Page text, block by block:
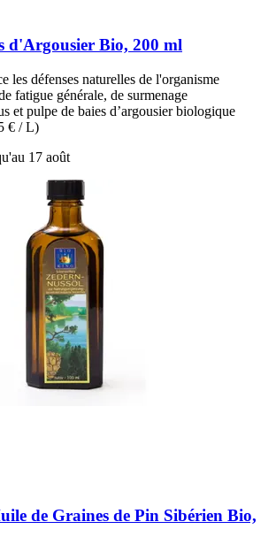
d'Argousier Bio, 200 ml
les défenses naturelles de l'organisme
fatigue générale, de surmenage
et pulpe de baies d’argousier biologique
€ / L)
17 août
de Graines de Pin Sibérien Bio,